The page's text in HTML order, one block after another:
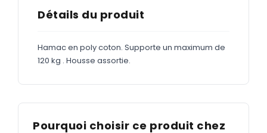
ADHÉSIFS
Adhésifs vitrine
Détails du produit
Hamac en poly coton. Supporte un maximum de
120 kg . Housse assortie.
Pourquoi choisir ce produit chez